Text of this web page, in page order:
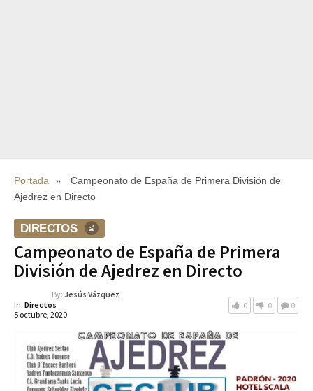
Portada »
Campeonato de España de Primera División de
Ajedrez en Directo
DIRECTOS
Campeonato de España de Primera
División de Ajedrez en Directo
By: Jesús Vázquez
In: Directos
5 octubre, 2020
0 0 0